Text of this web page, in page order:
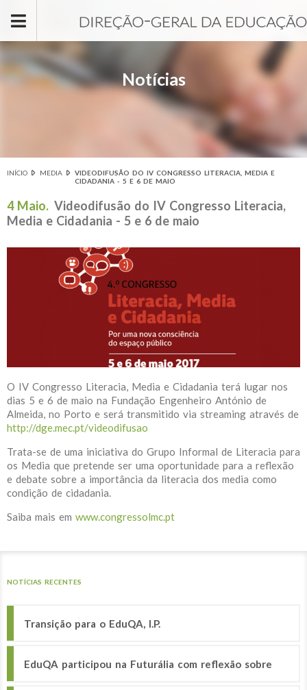
Notícias
INÍCIO MEDIA
VIDEODIFUSÃO DO IV CONGRESSO LITERACIA, MEDIA E
CIDADANIA - 5 E 6 DE MAIO
4 Maio. Videodifusão do IV Congresso Literacia,
Media e Cidadania - 5 e 6 de maio
O IV Congresso Literacia, Media e Cidadania terá lugar nos
dias 5 e 6 de maio na Fundação Engenheiro António de
Almeida, no Porto e será transmitido via streaming através de
http://dge.mec.pt/videodifusao
Trata-se de uma iniciativa do Grupo Informal de Literacia para
os Media que pretende ser uma oportunidade para a reflexão
e debate sobre a importância da literacia dos media como
condição de cidadania.
Saiba mais em www.congressolmc.pt
NOTÍCIAS RECENTES
Transição para o EduQA, I.P.
EduQA participou na Futurália com reflexão sobre